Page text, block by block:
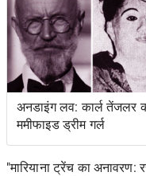
अनडाइंग लव: कार्ल तेंजलर
ममीफाइड ड्रीम गर्ल
"मारियाना ट्रेंच का